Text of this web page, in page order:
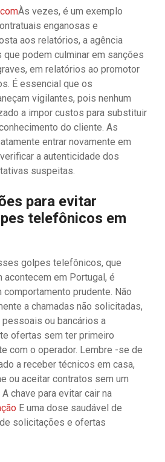
Às vezes, é um exemplo
enganosas e
aos relatórios, a agência
podem culminar em sanções
em relatórios ao promotor
É essencial que os
vigilantes, pois nenhum
a impor custos para substituir
do cliente. As
entrar novamente em
a autenticidade dos
suspeitas.
para evitar
telefônicos em
golpes telefônicos, que
em Portugal, é
comportamento prudente. Não
a chamadas não solicitadas,
ou bancários a
ofertas sem ter primeiro
com o operador. Lembre -se de
a receber técnicos em casa,
ou aceitar contratos sem um
chave para evitar cair na
E uma dose saudável de
solicitações e ofertas